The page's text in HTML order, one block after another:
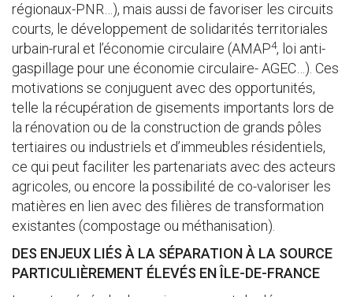
régionaux-PNR…), mais aussi de favoriser les circuits
courts, le développement de solidarités territoriales
urbain-rural et l’économie circulaire (AMAP4, loi anti-
gaspillage pour une économie circulaire- AGEC…). Ces
motivations se conjuguent avec des opportunités,
telle la récupération de gisements importants lors de
la rénovation ou de la construction de grands pôles
tertiaires ou industriels et d’immeubles résidentiels,
ce qui peut faciliter les partenariats avec des acteurs
agricoles, ou encore la possibilité de co-valoriser les
matières en lien avec des filières de transformation
existantes (compostage ou méthanisation).
DES ENJEUX LIÉS À LA SÉPARATION À LA SOURCE
PARTICULIÈREMENT ÉLEVÉS EN ÎLE-DE-FRANCE